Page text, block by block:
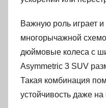
Важную роль играет
многорычажной
дюймовые колеса с
Asymmetric 3 SUV
Такая комбинация
устойчивость даже